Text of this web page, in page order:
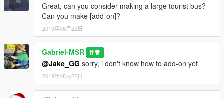
Eu recomendo usar GTAV.HeapAdjuster.asi /
PackfileLimitAdjuster
I recommend to use
https://pt.gta5-mods.com/tools/heapadjuster
https://pt.gta5-mods.com/tools/packfile-limit-adjuster
Great, can you consider making a large tourist bus?
Can you make [add-on]?
2019年08月22日
Gabriel-MSR 作者
@Jake_GG sorry, i don't know how to add-on yet
2019年08月22日